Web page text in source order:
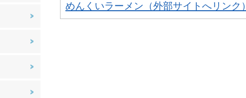
めんくいラーメン（外部サイトへリンク）